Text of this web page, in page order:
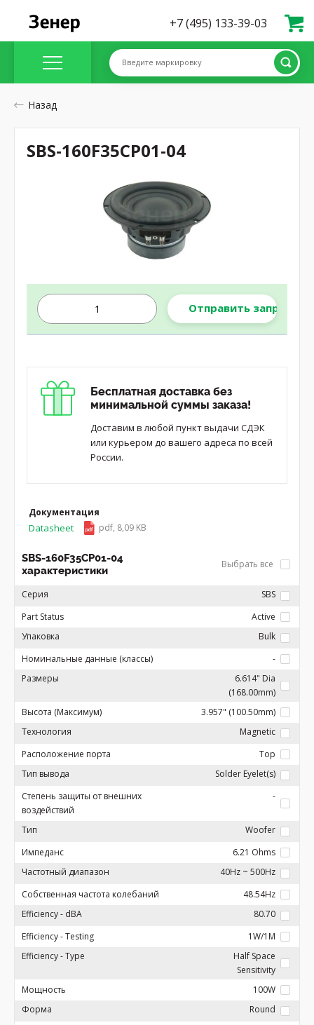
+7 (495) 133-39-03
Введите маркировку
Назад
Отправить запрос
Бесплатная доставка без
минимальной суммы заказа!
Доставим в любой пункт выдачи СДЭК
или курьером до вашего адреса по всей
России.
Документация
Datasheet pdf, 8,09 KB
SBS-160F35CP01-04
характеристики
Выбрать все
Серия
SBS
Part Status
Active
Упаковка
Bulk
Номинальные данные (классы)
-
Размеры
6.614" Dia
(168.00mm)
Высота (Максимум)
3.957" (100.50mm)
Технология
Magnetic
Расположение порта
Top
Тип вывода
Solder Eyelet(s)
Степень защиты от внешних
воздействий
-
Тип
Woofer
Импеданс
6.21 Ohms
Частотный диапазон
40Hz ~ 500Hz
Собственная частота колебаний
48.54Hz
Efficiency - dBA
80.70
Efficiency - Testing
1W/1M
Efficiency - Type
Half Space
Sensitivity
Мощность
100W
Форма
Round
SBS-160F35CP01-04